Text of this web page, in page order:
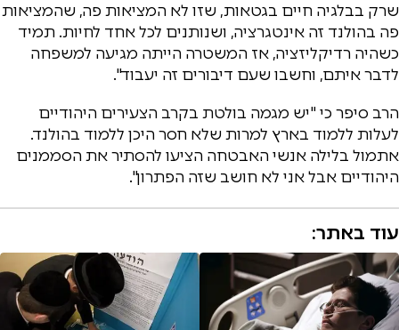
שרק בבלגיה חיים בגטאות, שזו לא המציאות פה, שהמציאות
פה בהולנד זה אינטגרציה, ושנותנים לכל אחד לחיות. תמיד
כשהיה רדיקליזציה, אז המשטרה הייתה מגיעה למשפחה
לדבר איתם, וחשבו שעם דיבורים זה יעבוד".
הרב סיפר כי "יש מגמה בולטת בקרב הצעירים היהודיים
לעלות ללמוד בארץ למרות שלא חסר היכן ללמוד בהולנד.
אתמול בלילה אנשי האבטחה הציעו להסתיר את הסממנים
היהודיים אבל אני לא חושב שזה הפתרון".
עוד באתר: